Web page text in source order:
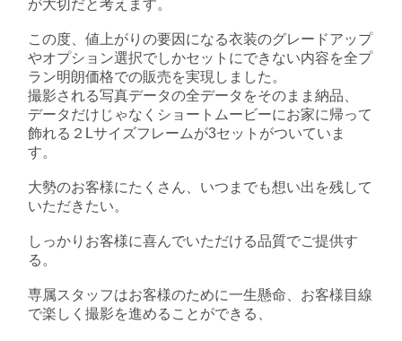
が大切だと考えます。
この度、値上がりの要因になる衣装のグレードアップ
やオプション選択でしかセットにできない内容を全プ
ラン明朗価格での販売を実現しました。
撮影される写真データの全データをそのまま納品、
データだけじゃなくショートムービーにお家に帰って
飾れる２Lサイズフレームが3セットがついていま
す。
大勢のお客様にたくさん、いつまでも想い出を残して
いただきたい。
しっかりお客様に喜んでいただける品質でご提供す
る。
専属スタッフはお客様のために一生懸命、お客様目線
で楽しく撮影を進めることができる、